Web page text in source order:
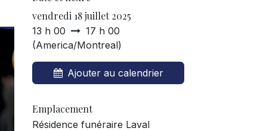
vendredi 18 juillet 2025
13 h 00
17 h 00
(America/Montreal)
Ajouter au calendrier
Emplacement
Résidence funéraire Laval